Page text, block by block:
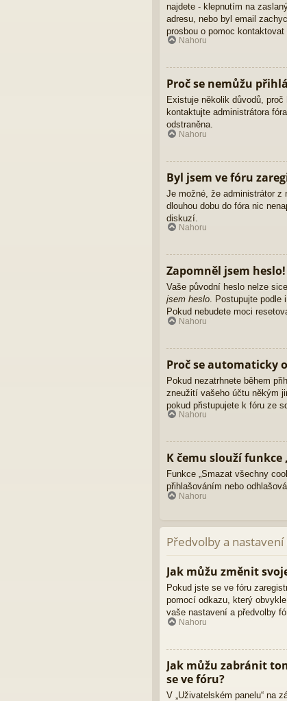
najdete - klepnutím na
adresu, nebo byl email
prosbou o pomoc kontaktovat
Nahoru
Proč se nemůžu
Existuje několik důvodů,
kontaktujte administrátora
odstraněna.
Nahoru
Byl jsem ve fóru
Je možné, že administrátor z
dlouhou dobu do fóra nic
diskuzí.
Nahoru
Zapomněl jsem heslo!
Vaše původní heslo nelze
jsem heslo. Postupujte podle
Pokud nebudete moci
Nahoru
Proč se automaticky
Pokud nezatrhnete během
zneužití vašeho účtu někým
pokud přistupujete k fóru ze
Nahoru
K čemu slouží funkce
Funkce „Smazat všechny
přihlašováním nebo
Nahoru
Předvolby a
Jak můžu změnit
Pokud jste se ve fóru
pomocí odkazu, který
vaše nastavení a předvolby
Nahoru
Jak můžu zabránit
se ve fóru?
V „Uživatelském panelu“ na